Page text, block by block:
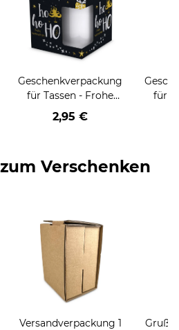
Geschenkverpackung
für Tassen - Frohe
Weihnachten - HO
HO HO - schwarz
2,95 €
für
Verschenken
Versandverpackung 1